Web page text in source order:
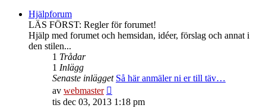
Hjälpforum
LÄS FÖRST: Regler för forumet!
Hjälp med forumet och hemsidan, idéer, förslag och annat i
den stilen...
1 Trådar
1 Inlägg
Senaste inlägget Så här anmäler ni er till täv…
av webmaster
till
tis dec 03, 2013 1:18 pm